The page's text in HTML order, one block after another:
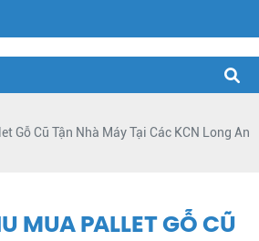
Gỗ Cũ Tận Nhà Máy Tại Các KCN Long An
MUA PALLET GỖ CŨ